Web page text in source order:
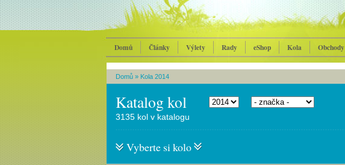
Domů Články Výlety Rady eShop Kola Obchody
Domů » Kola 2014
Katalog kol
3135 kol v katalogu
Vyberte si kolo